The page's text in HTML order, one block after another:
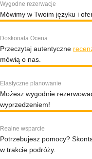
Wygodne rezerwacje
Mówimy w Twoim języku i
Doskonała Ocena
Przeczytaj autentyczne
mówią o nas.
Elastyczne planowanie
Możesz wygodnie
wyprzedzeniem!
Realne wsparcie
Potrzebujesz pomocy?
w trakcie podróży.